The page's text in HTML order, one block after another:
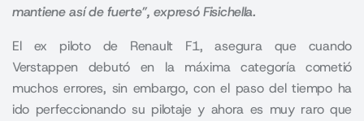
mantiene así de fuerte”, expresó Fisichella.
El ex piloto de Renault F1, asegura que cuando
Verstappen debutó en la máxima categoría cometió
muchos errores, sin embargo, con el paso del tiempo ha
ido perfeccionando su pilotaje y ahora es muy raro que